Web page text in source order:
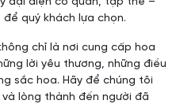
quý khách lựa chọn.
chỉ là nơi cung cấp hoa
lời yêu thương, những điều
sắc hoa. Hãy để chúng tôi
lòng thành đến người đã